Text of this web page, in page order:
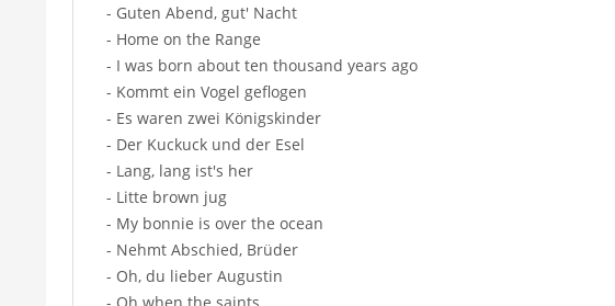
- Guten Abend, gut' Nacht
- Home on the Range
- I was born about ten thousand years ago
- Kommt ein Vogel geflogen
- Es waren zwei Königskinder
- Der Kuckuck und der Esel
- Lang, lang ist's her
- Litte brown jug
- My bonnie is over the ocean
- Nehmt Abschied, Brüder
- Oh, du lieber Augustin
- Oh when the saints